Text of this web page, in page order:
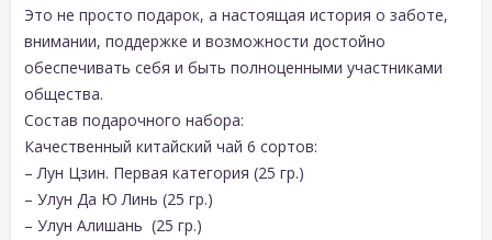
Это не просто подарок, а настоящая история о заботе,
внимании, поддержке и возможности достойно
обеспечивать себя и быть полноценными участниками
общества.
Состав подарочного набора:
Качественный китайский чай 6 сортов:
– Лун Цзин. Первая категория (25 гр.)
– Улун Да Ю Линь (25 гр.)
– Улун Алишань (25 гр.)